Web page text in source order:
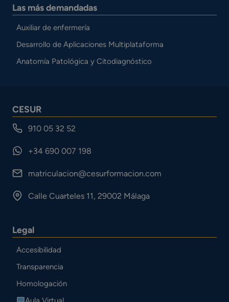
Las más demandadas
Auxiliar de enfermería
Desarrollo de Aplicaciones Multiplataforma
Anatomía Patológica y Citodiagnóstico
CESUR
910 05 32 52
+34 690 007 198
matriculacion@cesurformacion.com
Calle Cuarteles 11, 29002 Málaga
Legal
Accesibilidad
Transparencia
Homologación